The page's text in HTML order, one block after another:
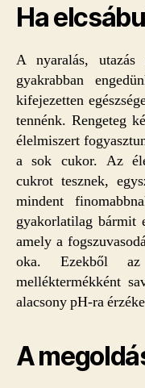
Ha
A nyaralás,
gyakrabban
kifejezetten
tennénk. Rengeteg
élelmiszert
a sok cukor. Az
cukrot tesznek,
mindent
gyakorlatilag bármit
amely a
oka. Ezekből az
melléktermékként
alacsony pH-ra
A